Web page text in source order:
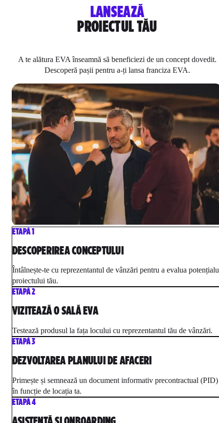
LANSEAZĂ
PROIECTUL TĂU
A te alătura EVA înseamnă să beneficiezi de un concept dovedit.
Descoperă pașii pentru a-ți lansa franciza EVA.
ETAPĂ 1
DESCOPERIREA CONCEPTULUI
Întâlnește-te cu reprezentantul de vânzări pentru a evalua
proiectului tău.
ETAPĂ 2
VIZITEAZĂ O SALĂ EVA
Testează produsul la fața locului cu reprezentantul tău de vânzări.
ETAPĂ 3
DEZVOLTAREA PLANULUI DE AFACERI
Primește și semnează un document informativ precontractual (PID)
în funcție de locația ta.
ETAPĂ 4